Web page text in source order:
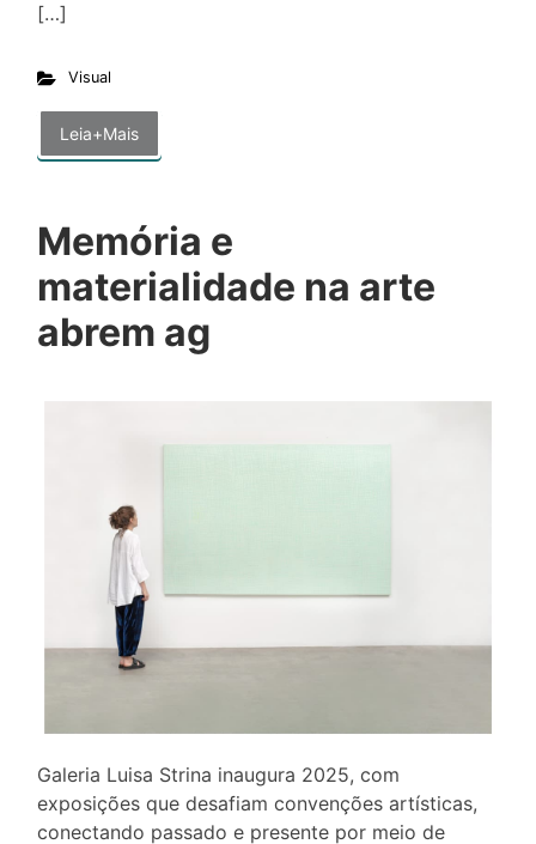
[…]
Visual
Leia+Mais
Memória e
materialidade na arte
abrem ag
Galeria Luisa Strina inaugura 2025, com
exposições que desafiam convenções artísticas,
conectando passado e presente por meio de